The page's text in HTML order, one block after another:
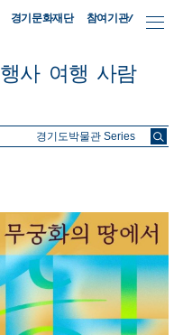
경기문화재단 참여기관/
행사 여행 사람